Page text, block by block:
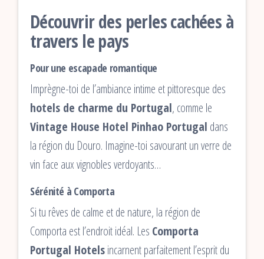
Découvrir des perles cachées à
travers le pays
Pour une escapade romantique
Imprègne-toi de l’ambiance intime et pittoresque des
hotels de charme du Portugal, comme le
Vintage House Hotel Pinhao Portugal dans
la région du Douro. Imagine-toi savourant un verre de
vin face aux vignobles verdoyants…
Sérénité à Comporta
Si tu rêves de calme et de nature, la région de
Comporta est l’endroit idéal. Les Comporta
Portugal Hotelsincarnent parfaitement l’esprit du